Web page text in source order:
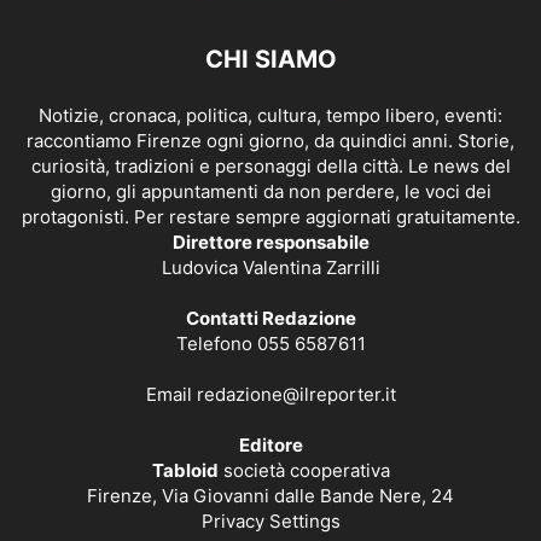
CHI SIAMO
Notizie, cronaca, politica, cultura, tempo libero, eventi:
raccontiamo Firenze ogni giorno, da quindici anni. Storie,
curiosità, tradizioni e personaggi della città. Le news del
giorno, gli appuntamenti da non perdere, le voci dei
protagonisti. Per restare sempre aggiornati gratuitamente.
Direttore responsabile
Ludovica Valentina Zarrilli
Contatti Redazione
Telefono 055 6587611
Email redazione@ilreporter.it
Editore
Tabloid società cooperativa
Firenze, Via Giovanni dalle Bande Nere, 24
Privacy Settings